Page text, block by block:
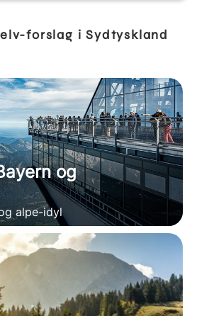
forslag i Sydtyskland
og
alpe-idyl